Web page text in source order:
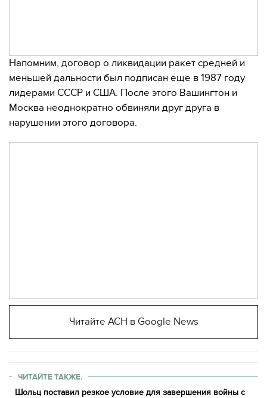
Напомним, договор о ликвидации ракет средней и
меньшей дальности был подписан еще в 1987 году
лидерами СССР и США. После этого Вашингтон и
Москва неоднократно обвиняли друг друга в
нарушении этого договора.
Читайте АСН в Google News
ЧИТАЙТЕ ТАКЖЕ.
Шольц поставил резкое условие для завершения войны с